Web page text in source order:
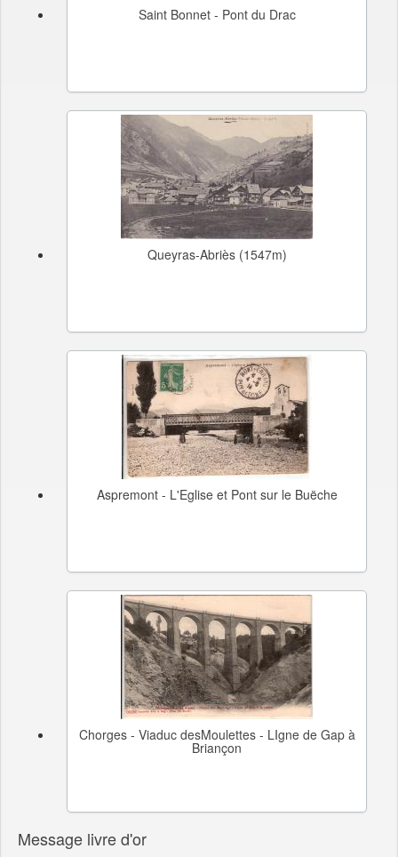
Saint Bonnet - Pont du Drac
Queyras-Abriès (1547m)
Aspremont - L'Eglise et Pont sur le Buëche
Chorges - Viaduc desMoulettes - LIgne de Gap à
Briançon
Message livre d'or